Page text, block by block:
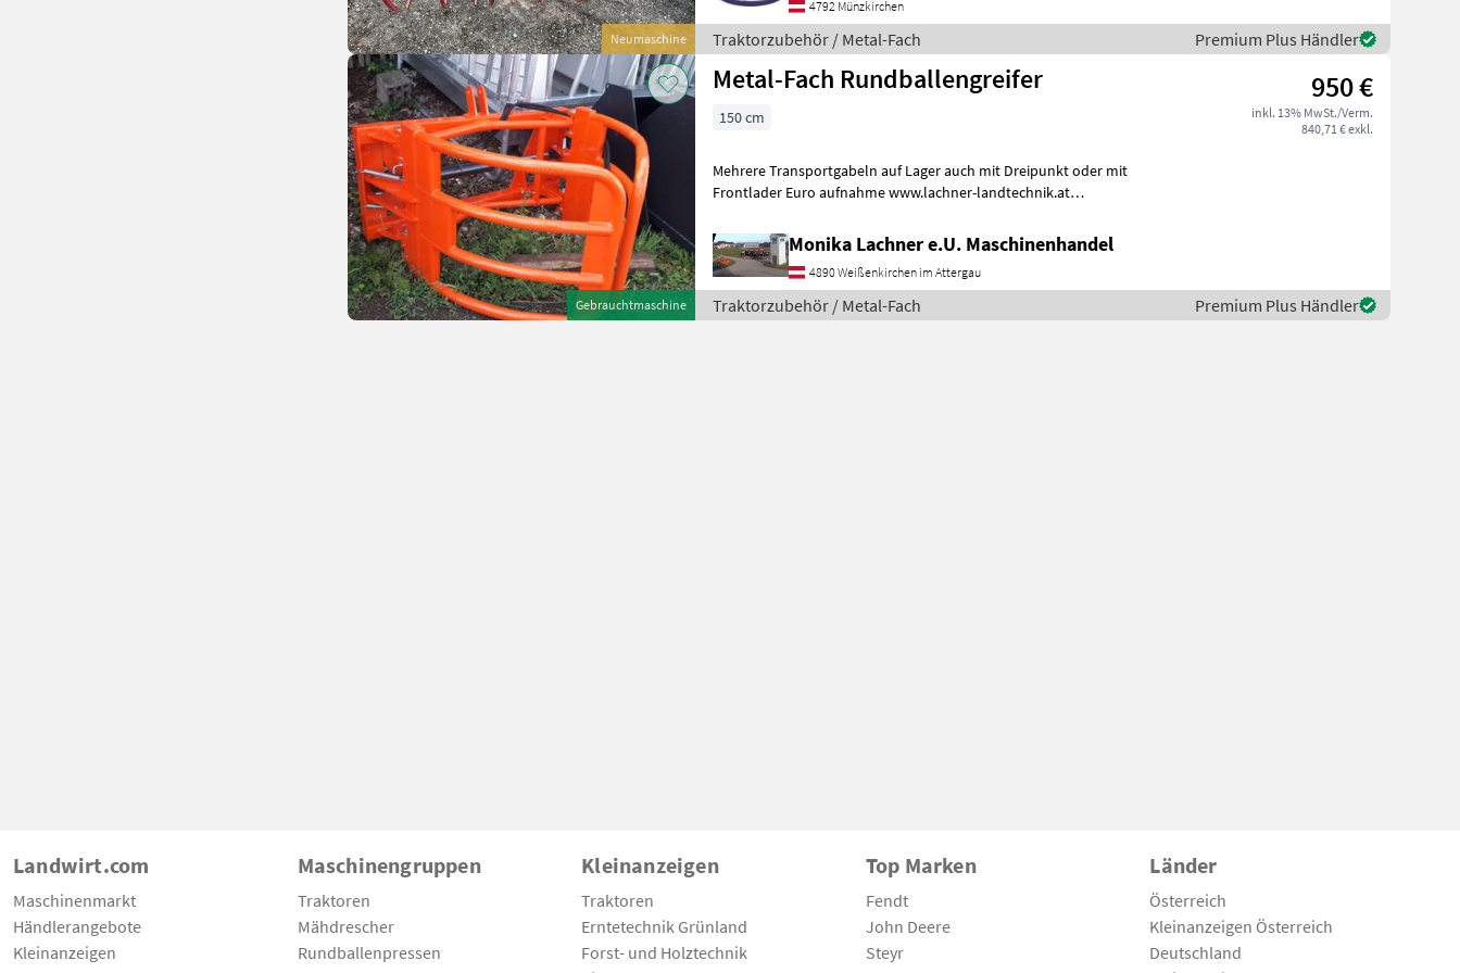
Neumaschine
4792 Münzkirchen
Traktorzubehör / Metal-Fach Premium Plus Händler
Gebrauchtmaschine
Metal-Fach Rundballengreifer 950 €
inkl. 13% MwSt./Verm.
840,71 € exkl.
150 cm
Mehrere Transportgabeln auf Lager auch mit Dreipunkt oder mit
Frontlader Euro aufnahme www.lachner-landtechnik.at
Monika Lachner e.U. Maschinenhandel
4890 Weißenkirchen im Attergau
Traktorzubehör / Metal-Fach Premium Plus Händler
Landwirt.com
Maschinenmarkt
Händlerangebote
Kleinanzeigen
Maschinengruppen
Traktoren
Mähdrescher
Rundballenpressen
Kleinanzeigen
Traktoren
Erntetechnik Grünland
Forst- und Holztechnik
Top Marken
Fendt
John Deere
Steyr
Länder
Österreich
Kleinanzeigen Österreich
Deutschland